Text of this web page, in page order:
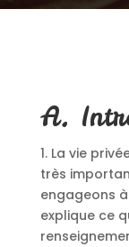
A.
1. La vie
très
engageons
explique ce